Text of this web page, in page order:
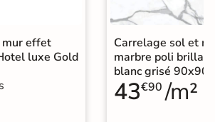
mur effet
luxe Gold
Carrelage sol et
marbre poli
blanc grisé 90x90
43€90 /m²